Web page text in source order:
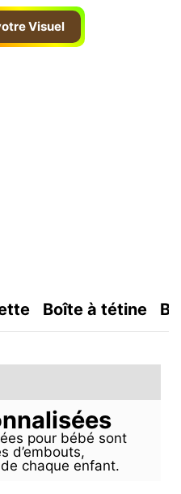
Visuel
Boîte à tétine
pour bébé sont
d’embouts,
chaque enfant.